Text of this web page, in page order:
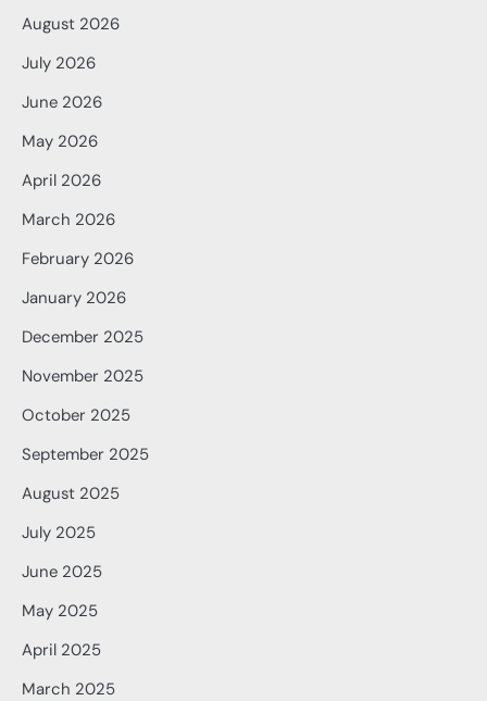
August 2026
July 2026
June 2026
May 2026
April 2026
March 2026
February 2026
January 2026
December 2025
November 2025
October 2025
September 2025
August 2025
July 2025
June 2025
May 2025
April 2025
March 2025